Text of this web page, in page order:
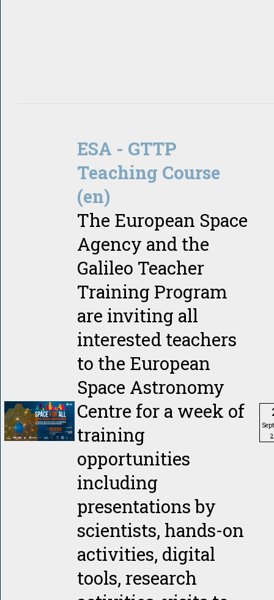
ESA - GTTP
Teaching Course
(en)
The European Space
Agency and the
Galileo Teacher
Training Program
are inviting all
interested teachers
to the European
Space Astronomy
Centre for a week of
training
opportunities
including
presentations by
scientists, hands-on
activities, digital
tools, research